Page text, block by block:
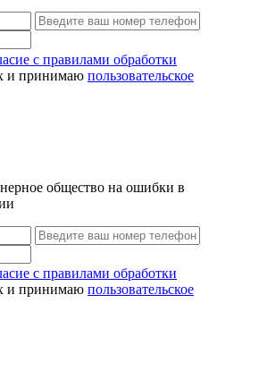
с правилами обработки
и принимаю пользовательское
общество на ошибки в
с правилами обработки
и принимаю пользовательское